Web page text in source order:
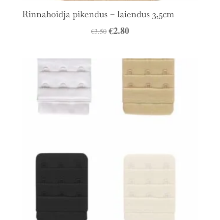
Rinnahoidja pikendus – laiendus 3,5cm
€3.50 Algne
€3.50.
€2.80Praegune
on:
€2.80.